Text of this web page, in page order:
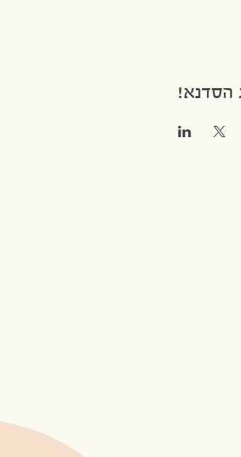
הסדנא!